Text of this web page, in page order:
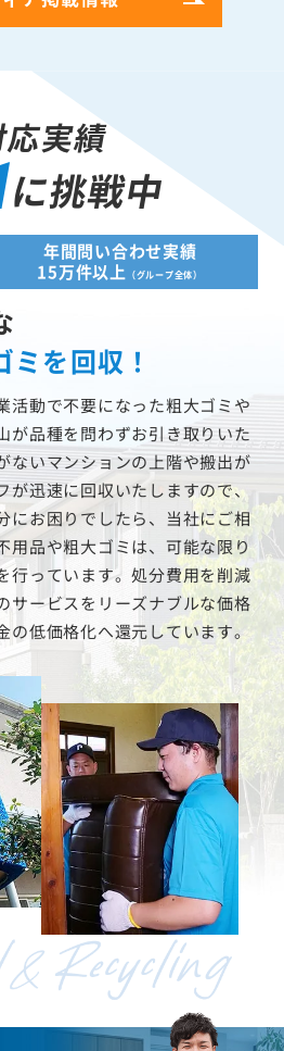
応実績
に挑戦中
年間問い合わせ実績
15万件以上
（グループ全体）
を回収！
活動で不要になった粗大ゴミや
が品種を問わずお引き取りいた
ないマンションの上階や搬出が
が迅速に回収いたしますので、
にお困りでしたら、当社にご相
用品や粗大ゴミは、可能な限り
行っています。処分費用を削減
サービスをリーズナブルな価格
の低価格化へ還元しています。